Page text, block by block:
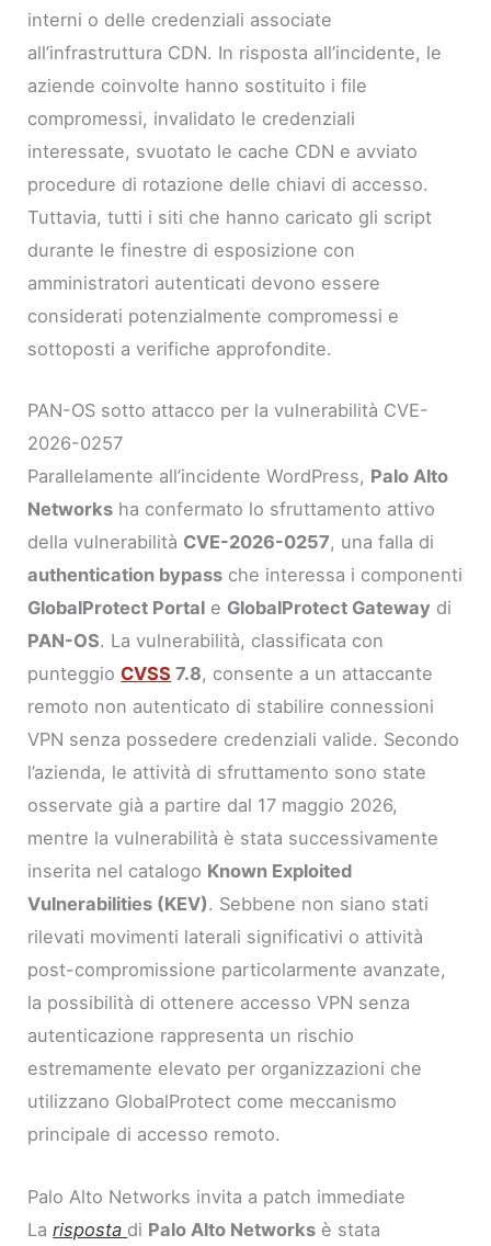
interni o delle credenziali associate
all’infrastruttura CDN. In risposta all’incidente, le
aziende coinvolte hanno sostituito i file
compromessi, invalidato le credenziali
interessate, svuotato le cache CDN e avviato
procedure di rotazione delle chiavi di accesso.
Tuttavia, tutti i siti che hanno caricato gli script
durante le finestre di esposizione con
amministratori autenticati devono essere
considerati potenzialmente compromessi e
sottoposti a verifiche approfondite.
PAN-OS sotto attacco per la vulnerabilità CVE-
2026-0257
Parallelamente all’incidente WordPress, Palo Alto
Networks ha confermato lo sfruttamento attivo
della vulnerabilità CVE-2026-0257, una falla di
authentication bypass che interessa i componenti
GlobalProtect Portal e GlobalProtect Gateway di
PAN-OS. La vulnerabilità, classificata con
punteggioCVSS 7.8, consente a un attaccante
remoto non autenticato di stabilire connessioni
VPN senza possedere credenziali valide. Secondo
l’azienda, le attività di sfruttamento sono state
osservate già a partire dal 17 maggio 2026,
mentre la vulnerabilità è stata successivamente
inserita nel catalogo Known Exploited
Vulnerabilities (KEV). Sebbene non siano stati
rilevati movimenti laterali significativi o attività
post-compromissione particolarmente avanzate,
la possibilità di ottenere accesso VPN senza
autenticazione rappresenta un rischio
estremamente elevato per organizzazioni che
utilizzano GlobalProtect come meccanismo
principale di accesso remoto.
Palo Alto Networks invita a patch immediate
Larisposta di Palo Alto Networks è stata